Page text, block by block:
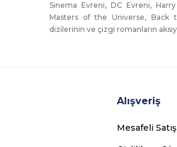
Sinema Evreni, DC Evreni,
Masters of the Universe,
dizilerinin ve çizgi romanların
Alışveriş
Mesafeli